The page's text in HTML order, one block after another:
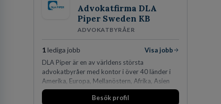
Advokatfirma DLA
Piper Sweden KB
ADVOKATBYRÅER
1lediga jobb
Visa jobb
DLA Piper är en av världens största
advokatbyråer med kontor i över 40 länder i
Amerika, Europa, Mellanöstern, Afrika, Asien
och Oceanien. Vi är specialister inom
affärsjuridikens alla områden och vi har några
Besök profil